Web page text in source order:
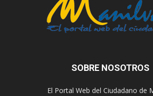
SOBRE NOSOTROS
El Portal Web del Ciudadano de